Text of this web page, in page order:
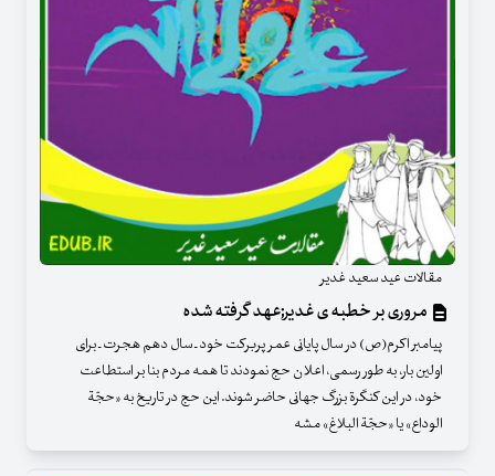
مقالات عید سعید غدیر
مروری بر خطبه ی غدیر;عهد گرفته شده
پیامبر اکرم(ص) در سال پایانی عمر پربرکت خود ـ سال دهم هجرت ـ برای
اولین بار، به طور رسمی، اعلان حج نمودند تا همه مردم بنا بر استطاعت
خود، در این کنگرة بزرگ جهانی حاضر شوند. این حج در تاریخ به «حجّة
الوداع» یا «حجّة البلاغ» مشه